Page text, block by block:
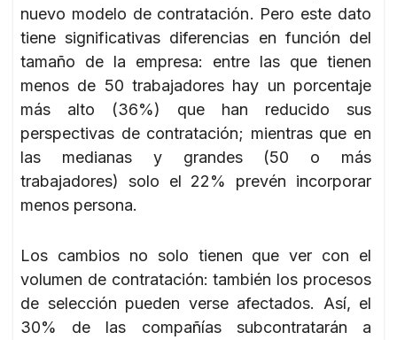
nuevo modelo de contratación. Pero este dato
tiene significativas diferencias en función del
tamaño de la empresa: entre las que tienen
menos de 50 trabajadores hay un porcentaje
más alto (36%) que han reducido sus
perspectivas de contratación; mientras que en
las medianas y grandes (50 o más
trabajadores) solo el 22% prevén incorporar
menos persona.
Los cambios no solo tienen que ver con el
volumen de contratación: también los procesos
de selección pueden verse afectados. Así, el
30% de las compañías subcontratarán a